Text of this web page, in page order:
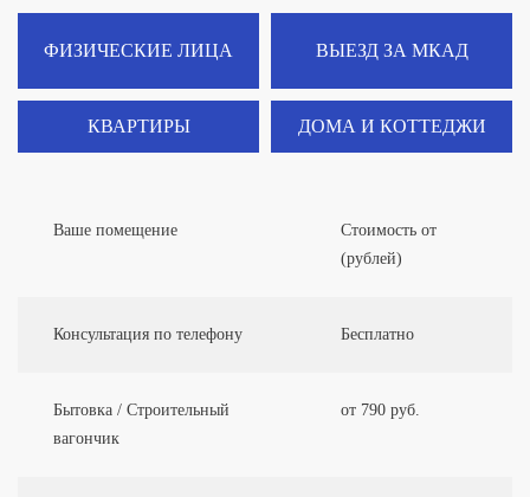
ФИЗИЧЕСКИЕ ЛИЦА ВЫЕЗД ЗА МКАД
КВАРТИРЫ ДОМА И КОТТЕДЖИ
Ваше помещение
Стоимость от
(рублей)
Консультация по телефону Бесплатно
Бытовка / Строительный
вагончик
от 790 руб.